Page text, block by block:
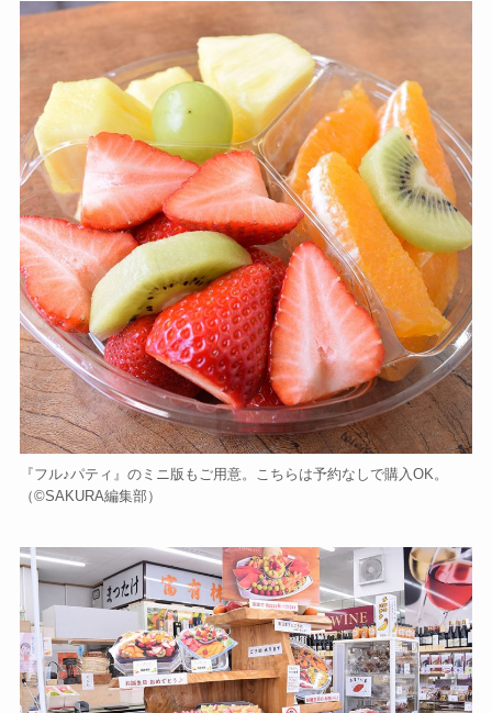
『フル♪パティ』のミニ版もご用意。こちらは予約なしで購入OK。
（©️SAKURA編集部）